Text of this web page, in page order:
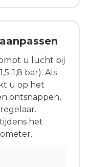
u lucht bij
1,8 bar). Als
u op het
ontsnappen,
het